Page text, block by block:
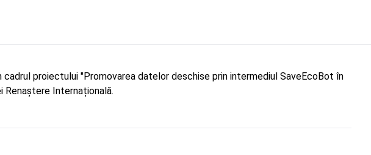
proiectului "Promovarea datelor deschise prin intermediul SaveEcoBot în
Renaștere Internațională.